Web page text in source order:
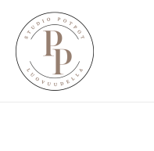
sisältöön